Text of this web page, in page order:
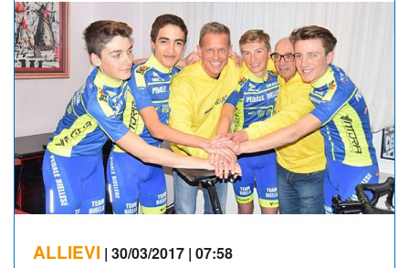
ALBI D'ORO
NEWSLETTER
ALLIEVI | 30/03/2017 | 07:58